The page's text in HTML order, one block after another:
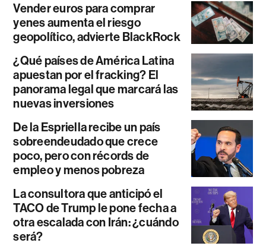
Vender euros para comprar
yenes aumenta el riesgo
geopolítico, advierte BlackRock
¿Qué países de América Latina
apuestan por el fracking? El
panorama legal que marcará las
nuevas inversiones
De la Espriella recibe un país
sobreendeudado que crece
poco, pero con récords de
empleo y menos pobreza
La consultora que anticipó el
TACO de Trump le pone fecha a
otra escalada con Irán: ¿cuándo
será?